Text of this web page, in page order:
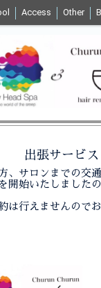
Access Other
出張サービス
、サロンまでの交
開始いたしました
は行えませんので